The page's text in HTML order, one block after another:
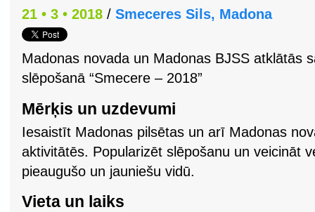
21 • 3 • 2018 / Smeceres Sils, Madona
Madonas novada un Madonas BJSS atklātās
slēpošanā “Smecere – 2018”
Mērķis un uzdevumi
Iesaistīt Madonas pilsētas un arī Madonas
aktivitātēs. Popularizēt slēpošanu un veicināt
pieaugušo un jauniešu vidū.
Vieta un laiks